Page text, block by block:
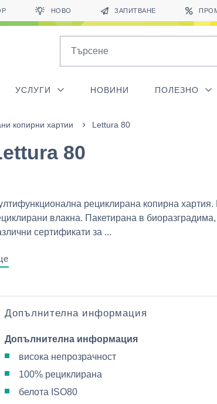
НОВО ЗАПИТВАНЕ
УСЛУГИ НОВИНИ ПОЛЕЗНО
копирни хартии Lettura 80
80
рециклирана копирна
влакна. Пакетирана в
сертификати за ...
Допълнителна информация
Допълнителна информация
висока непрозрачност
100% рециклирана
белота ISO80